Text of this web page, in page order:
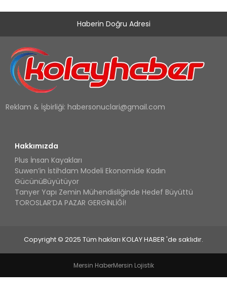
TOROSLAR’DA PAZAR GERGİNLİĞİ!
Haberin Doğru Adresi
Reklam & İşbirliği: habersonuclari@gmail.com
Hakkımızda
Plus İnsan Kayakları
Suwen’in İstihdam Modeli Ekonomide Kadın
GücünüBüyütüyor
Tanyer Yapı Zemin Mühendisliğinde Hedef Büyüttü
TOROSLAR’DA PAZAR GERGİNLİĞİ!
Copyright © 2025 Tüm hakları KOLAY HABER 'de saklıdır.
Mersin HaberMersin Lojistik